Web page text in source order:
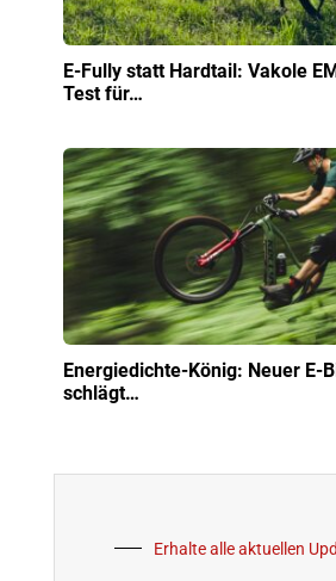
E-Fully statt Hardtail: Vakole
Test für…
Energiedichte-König: Neuer E-
schlägt…
Erhalte alle aktuellen